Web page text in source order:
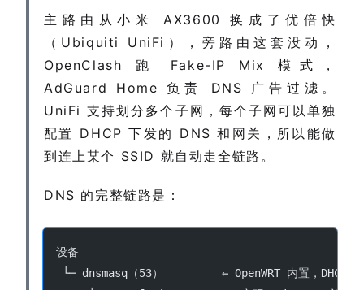
主路由从小米 AX3600 换成了优倍快
（Ubiquiti UniFi），旁路由这套没动，
OpenClash 跑 Fake-IP Mix 模式，
AdGuard Home 负责 DNS 广告过滤。
UniFi 支持划分多个子网，每个子网可以单独
配置 DHCP 下发的 DNS 和网关，所以能做
到连上某个 SSID 就自动走全链路。
DNS 的完整链路是：
设备
└─ dnsmasq（53）         ← OpenWRT 内置，DHCP 告